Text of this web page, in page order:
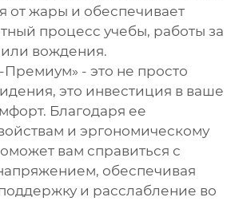
от жары и обеспечивает
процесс учебы, работы за
вождения.
- это не просто
это инвестиция в ваше
Благодаря ее
и эргономическому
вам справиться с
обеспечивая
и расслабление во